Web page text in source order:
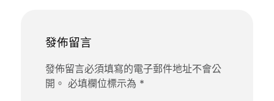
發佈留言
發佈留言必須填寫的電子郵件地址不會公
開。 必填欄位標示為 *